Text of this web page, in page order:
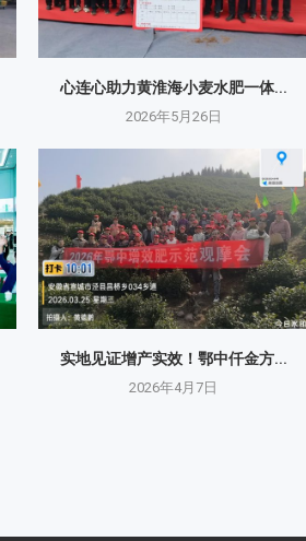
心连心助力黄淮海小麦水肥一体...
2026年5月26日
实地见证增产实效！鄂中仟金方...
2026年4月7日